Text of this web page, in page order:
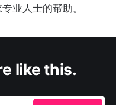
业人士的帮助。
like this.